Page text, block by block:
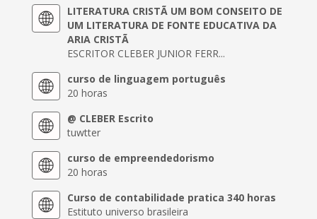
LITERATURA CRISTÃ UM BOM CONSEITO DE
UM LITERATURA DE FONTE EDUCATIVA DA
ARIA CRISTÃ
ESCRITOR CLEBER JUNIOR FERR...
curso de linguagem português
20 horas
@ CLEBER Escrito
tuwtter
curso de empreendedorismo
20 horas
Curso de contabilidade pratica 340 horas
Estituto universo brasileira